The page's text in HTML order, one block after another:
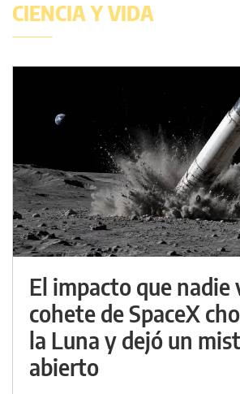
CIENCIA Y VIDA
El impacto que nadie
cohete de SpaceX
la Luna y dejó un
abierto